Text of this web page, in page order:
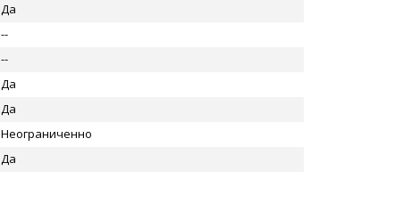
Да
--
--
Да
Да
Неограниченно
Да